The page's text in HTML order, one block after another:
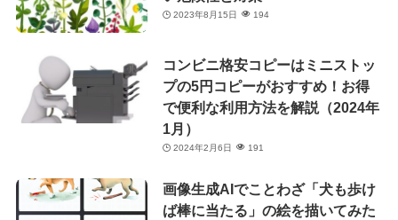
2023年8月15日 194
コンビニ格安コピーはミニストッ
プの5円コピーがおすすめ！お得
で便利な利用方法を解説（2024年
1月）
2024年2月6日 191
画像生成AIでことわざ「犬も歩け
ば棒に当たる」の絵を描いてみた